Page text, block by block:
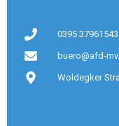
0395 37961543
buero@afd-
Woldegker